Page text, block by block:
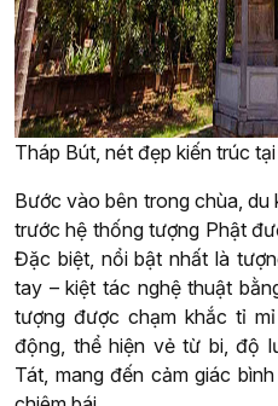
Tháp Bút, nét đẹp kiến trúc
Bước vào bên trong chùa, du
trước hệ thống tượng Phật
Đặc biệt, nổi bật nhất là
tay – kiệt tác nghệ thuật
tượng được chạm khắc tỉ
động, thể hiện vẻ từ bi, độ
Tát, mang đến cảm giác